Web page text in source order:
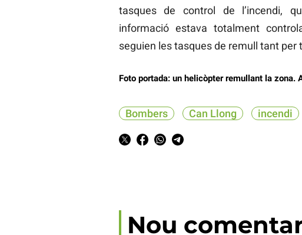
tasques de control de l’incendi,
informació estava totalment
seguien les tasques de remull tant per
Foto portada: un helicòpter remullant la zona.
Bombers Can Llong incendi
Nou